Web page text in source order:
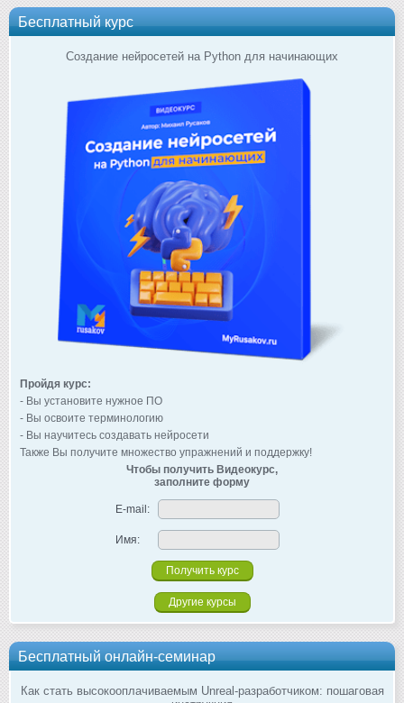
Бесплатный курс
Создание нейросетей на Python для начинающих
Пройдя курс:
- Вы установите нужное ПО
- Вы освоите терминологию
- Вы научитесь создавать нейросети
Также Вы получите множество упражнений и поддержку!
Чтобы получить Видеокурс,
заполните форму
E-mail:
Имя:
Другие курсы
Бесплатный онлайн-семинар
Как стать высокооплачиваемым Unreal-разработчиком: пошаговая